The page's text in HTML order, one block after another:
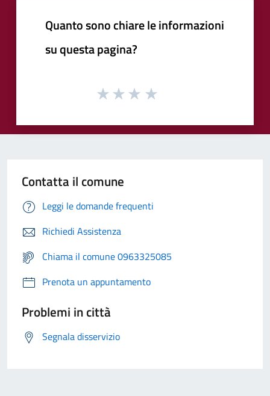
Quanto sono chiare le informazioni
su questa pagina?
Contatta il comune
Leggi le domande frequenti
Richiedi Assistenza
Chiama il comune 0963325085
Prenota un appuntamento
Problemi in città
Segnala disservizio